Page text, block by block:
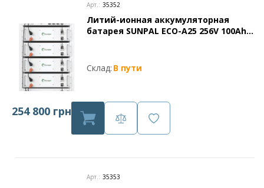
Арт.: 35352
Литий-ионная аккумуляторная
батарея SUNPAL ECO-A25 256V 100Ah
Склад: В пути
254 800 грн
Арт.: 35353